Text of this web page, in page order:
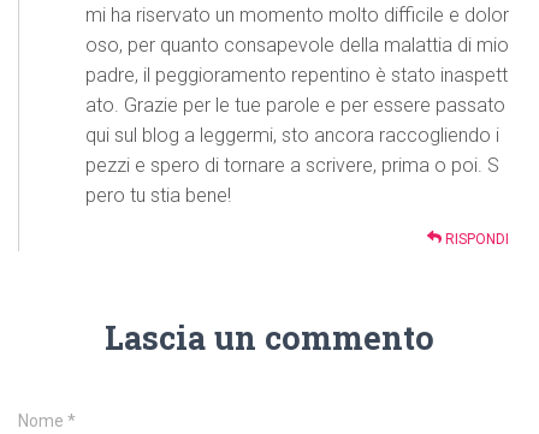
mi ha riservato un momento molto difficile e dolor
oso, per quanto consapevole della malattia di mio
padre, il peggioramento repentino è stato inaspett
ato. Grazie per le tue parole e per essere passato
qui sul blog a leggermi, sto ancora raccogliendo i
pezzi e spero di tornare a scrivere, prima o poi. S
pero tu stia bene!
RISPONDI
Lascia un commento
Nome *